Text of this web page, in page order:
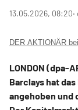
13.05.2026, 08:20
DER AKTIONÄR
LONDON (dpa-
Barclays hat
angehoben und